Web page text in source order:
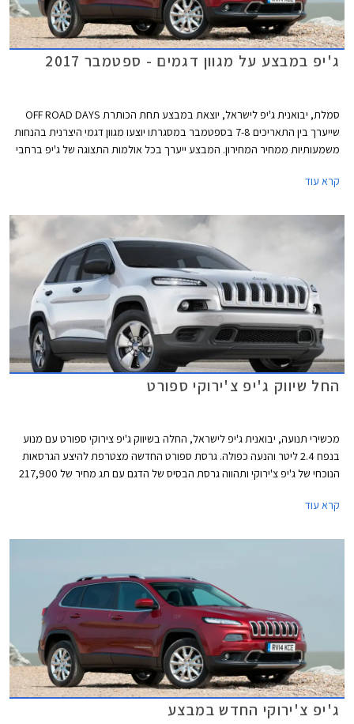
ג'יפ במבצע על מגוון דגמים - ספטמבר 2017
סמלת, יבואנית ג'יפ לישראל, יוצאת במבצע תחת הכותרת OFF ROAD DAYS
שייערך בין התאריכים 7-8 בספטמבר במסגרתו יוצעו מגוון דגמי היצרנית בהנחות
משמעותיות ממחיר המחירון. המבצע ייערך בכל אולמות התצוגה של ג'יפ ברחבי
קרא עוד
החל שיווק ג'יפ צ'ירוקי ספורט
מכשירי תנועה, יבואנית ג'יפ לישראל, החלה בשיווק ג'יפ צירוקי ספורט עם מנוע
בנפח 2.4 ליטר והנעה כפולה. גרסת ספורט החדשה מצטרפת להיצע הגרסאות
הנוכחי של ג'יפ צ'ירוקי ותהווה גרסת הבסיס של הדגם עם תג מחיר של 217,900
היבואנית המקבילה שהחלה לשווק את ג'יפ צ'ירוקי עם יחידת הנעה זהה במחיר
קרא עוד
ג'יפ צ'ירוקי החדש במבצע